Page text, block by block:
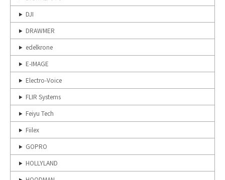
DJI
DRAWMER
edelkrone
E-IMAGE
Electro-Voice
FLIR Systems
Feiyu Tech
Fiilex
GOPRO
HOLLYLAND